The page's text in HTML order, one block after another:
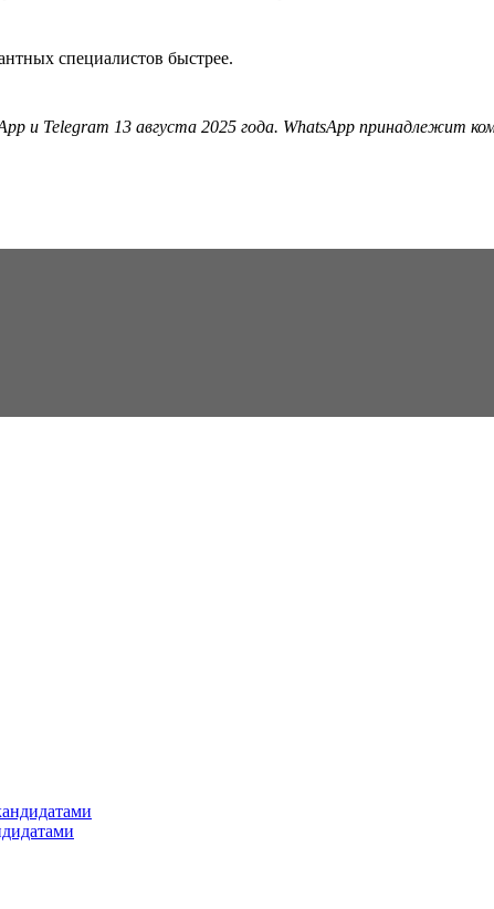
специалистов быстрее.
и Telegram 13 августа 2025 года. WhatsApp принадлежит